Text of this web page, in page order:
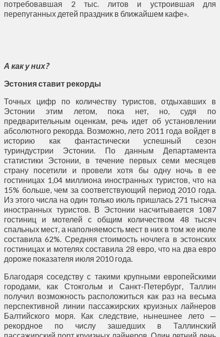
потребовавшая 2 тыс. литов и устроившая для
перепуганных детей праздник в ближайшем кафе».
А как у них?
Эстония ставит рекорды
Точных цифр по количеству туристов, отдыхавших в
Эстонии этим летом, пока нет, но, судя по
предварительным оценкам, речь идет об установлении
абсолютного рекорда. Возможно, лето 2011 года войдет в
историю как фантастически успешный сезон
туриндустрии Эстонии. По данным Департамента
статистики Эстонии, в течение первых семи месяцев
страну посетили и провели хотя бы одну ночь в ее
гостиницах 1,04 миллиона иностранных туристов, что на
15% больше, чем за соответствующий период 2010 года.
Из этого числа на один только июль пришлась 271 тысяча
иностранных туристов. В Эстонии насчитывается 1087
гостиниц и мотелей с общим количеством 48 тысяч
спальных мест, а наполняемость мест в них в том же июле
составила 62%. Средняя стоимость ночлега в эстонских
гостиницах и мотелях составила 28 евро, что на два евро
дороже показателя июля 2010 года.
Благодаря соседству с такими крупными европейскими
городами, как Стокгольм и Санкт-Петербург, Таллин
получил возможность расположиться как раз на весьма
перспективной линии пассажирских круизных лайнеров
Балтийского моря. Как следствие, нынешнее лето —
рекордное по числу зашедших в Таллинский